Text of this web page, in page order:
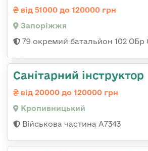
від 51000 до 120000 грн
Запоріжжя
79 окремий батальйон 102
Санітарний інструктор
від 20000 до 120000 грн
Кропивницький
Військова частина А7343